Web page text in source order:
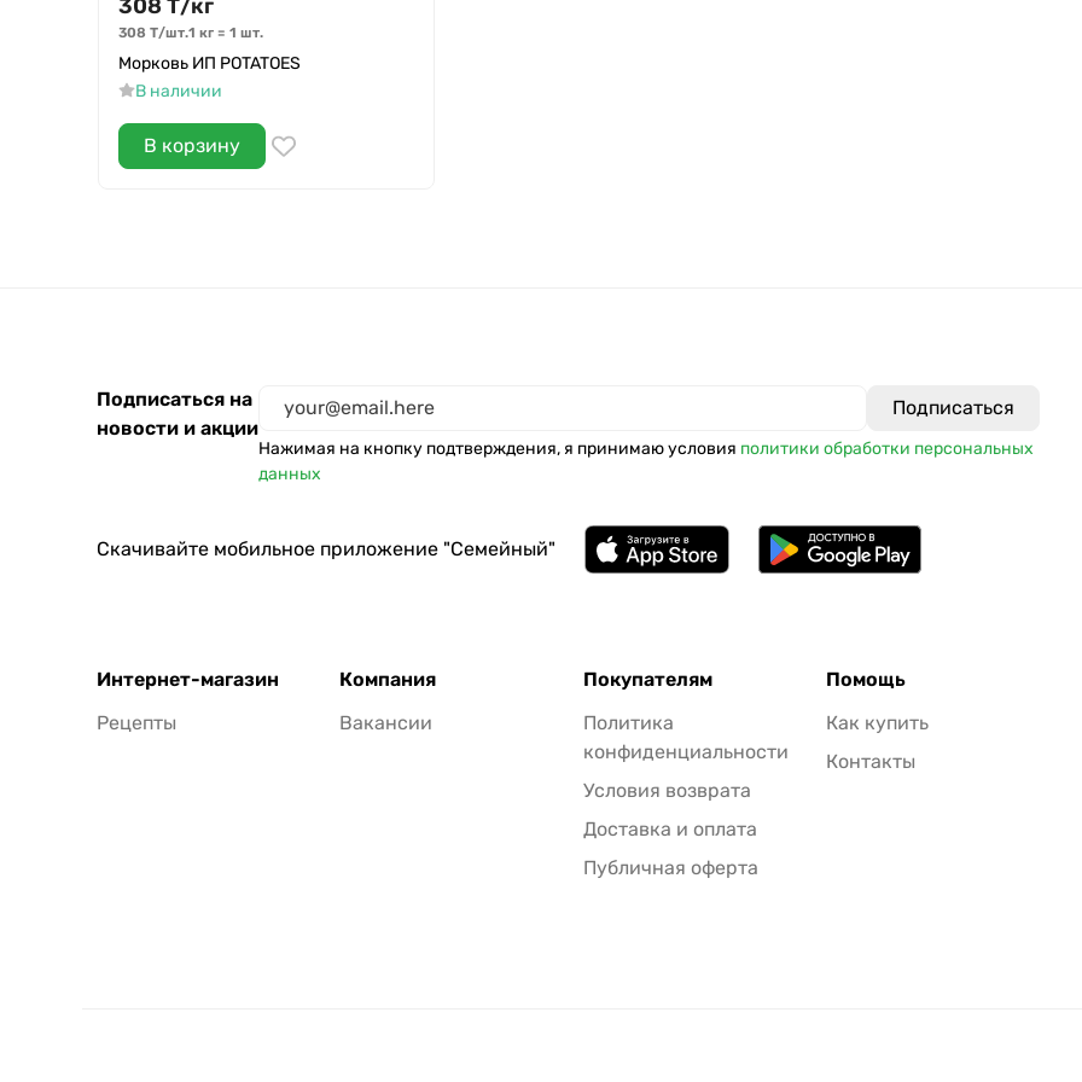
308 Т/кг
308 Т/шт.1 кг = 1 шт.
Морковь ИП POTATOES
В наличии
В корзину
Подписаться на
новости и акции
Нажимая на кнопку подтверждения, я принимаю условия политики обработки персональных
данных
Скачивайте мобильное приложение "Семейный"
Интернет-магазин
Рецепты
Компания
Вакансии
Покупателям
Политика
конфиденциальности
Условия возврата
Доставка и оплата
Публичная оферта
Помощь
Как купить
Контакты